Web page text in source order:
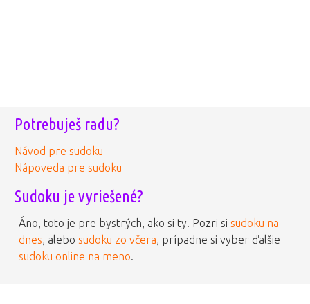
Potrebuješ radu?
Návod pre sudoku
Nápoveda pre sudoku
Sudoku je vyriešené?
Áno, toto je pre bystrých, ako si ty. Pozri si sudoku na
dnes , alebo sudoku zo včera , prípadne si vyber ďalšie
sudoku online na meno